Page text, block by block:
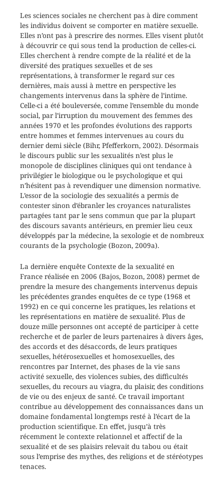
Les sciences sociales ne cherchent pas à dire comment
les individus doivent se comporter en matière sexuelle.
Elles n’ont pas à prescrire des normes. Elles visent plutôt
à découvrir ce qui sous tend la production de celles-ci.
Elles cherchent à rendre compte de la réalité et de la
diversité des pratiques sexuelles et de ses
représentations, à transformer le regard sur ces
dernières, mais aussi à mettre en perspective les
changements intervenus dans la sphère de l’intime.
Celle-ci a été bouleversée, comme l’ensemble du monde
social, par l’irruption du mouvement des femmes des
années 1970 et les profondes évolutions des rapports
entre hommes et femmes intervenues au cours du
dernier demi siècle (Bihr, Pfefferkorn, 2002). Désormais
le discours public sur les sexualités n’est plus le
monopole de disciplines cliniques qui ont tendance à
privilégier le biologique ou le psychologique et qui
n’hésitent pas à revendiquer une dimension normative.
L’essor de la sociologie des sexualités a permis de
contester sinon d’ébranler les croyances naturalistes
partagées tant par le sens commun que par la plupart
des discours savants antérieurs, en premier lieu ceux
développés par la médecine, la sexologie et de nombreux
courants de la psychologie (Bozon, 2009a).
La dernière enquête Contexte de la sexualité en
France réalisée en 2006 (Bajos, Bozon, 2008) permet de
prendre la mesure des changements intervenus depuis
les précédentes grandes enquêtes de ce type (1968 et
1992) en ce qui concerne les pratiques, les relations et
les représentations en matière de sexualité. Plus de
douze mille personnes ont accepté de participer à cette
recherche et de parler de leurs partenaires à divers âges,
des accords et des désaccords, de leurs pratiques
sexuelles, hétérosexuelles et homosexuelles, des
rencontres par Internet, des phases de la vie sans
activité sexuelle, des violences subies, des difficultés
sexuelles, du recours au viagra, du plaisir, des conditions
de vie ou des enjeux de santé. Ce travail important
contribue au développement des connaissances dans un
domaine fondamental longtemps resté à l’écart de la
production scientifique. En effet, jusqu’à très
récemment le contexte relationnel et affectif de la
sexualité et de ses plaisirs relevait du tabou ou était
sous l’emprise des mythes, des religions et de stéréotypes
tenaces.